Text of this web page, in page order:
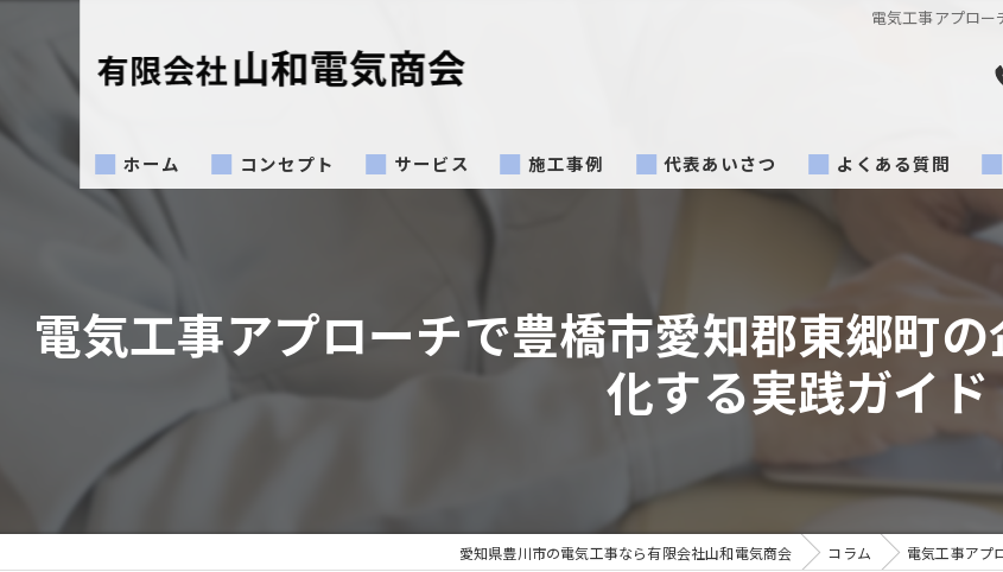
電気工事アプロ
ホーム コンセプト サービス 施工事例 代表あいさつ よくある質問
電気工事アプローチで豊橋市愛知郡東郷町
化する実践ガイド
愛知県豊川市の電気工事なら有限会社山和電気商会 コラム 電気工事アプ